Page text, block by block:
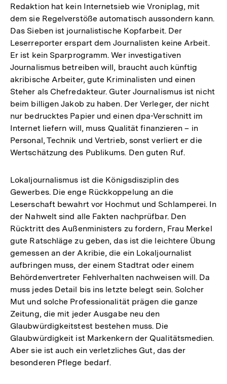
Redaktion hat kein Internetsieb wie Vroniplag, mit
dem sie Regelverstöße automatisch aussondern kann.
Das Sieben ist journalistische Kopfarbeit. Der
Leserreporter erspart dem Journalisten keine Arbeit.
Er ist kein Sparprogramm. Wer investigativen
Journalismus betreiben will, braucht auch künftig
akribische Arbeiter, gute Kriminalisten und einen
Steher als Chefredakteur. Guter Journalismus ist nicht
beim billigen Jakob zu haben. Der Verleger, der nicht
nur bedrucktes Papier und einen dpa-Verschnitt im
Internet liefern will, muss Qualität finanzieren – in
Personal, Technik und Vertrieb, sonst verliert er die
Wertschätzung des Publikums. Den guten Ruf.
Lokaljournalismus ist die Königsdisziplin des
Gewerbes. Die enge Rückkoppelung an die
Leserschaft bewahrt vor Hochmut und Schlamperei. In
der Nahwelt sind alle Fakten nachprüfbar. Den
Rücktritt des Außenministers zu fordern, Frau Merkel
gute Ratschläge zu geben, das ist die leichtere Übung
gemessen an der Akribie, die ein Lokaljournalist
aufbringen muss, der einem Stadtrat oder einem
Behördenvertreter Fehlverhalten nachweisen will. Da
muss jedes Detail bis ins letzte belegt sein. Solcher
Mut und solche Professionalität prägen die ganze
Zeitung, die mit jeder Ausgabe neu den
Glaubwürdigkeitstest bestehen muss. Die
Glaubwürdigkeit ist Markenkern der Qualitätsmedien.
Aber sie ist auch ein verletzliches Gut, das der
besonderen Pflege bedarf.